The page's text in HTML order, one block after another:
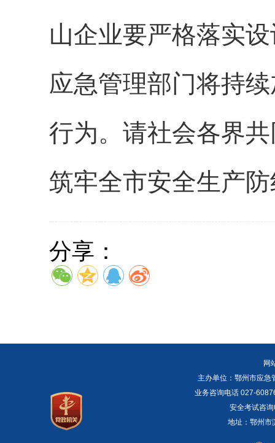
山企业要严格落实
应急管理部门将持
行为。请社会各界
筑牢全市安全生产
分享：
网
主办单位：鄂州市应
业务咨询电话 027-
安全考试咨
地址：鄂州市